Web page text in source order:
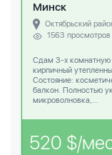
Минск
Октябрьский
1563 просмотров
Сдам 3-х комнатную
кирпичный
Состояние:
балкон. Полностью
микроволновка,...
520 $/